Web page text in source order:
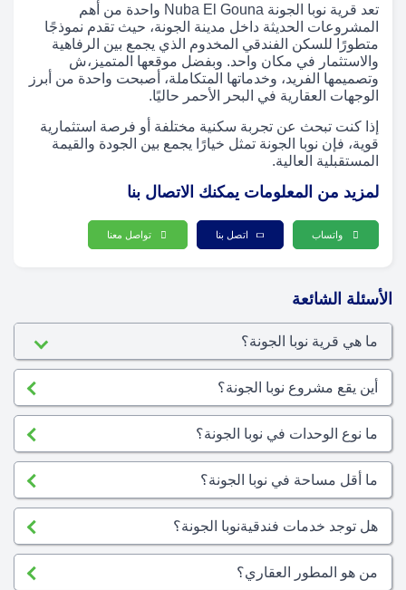
تعد قرية نوبا الجونة Nuba El Gouna واحدة من أهم
المشروعات الحديثة داخل مدينة الجونة، حيث تقدم نموذجًا
متطورًا للسكن الفندقي المخدوم الذي يجمع بين الرفاهية
والاستثمار في مكان واحد. وبفضل موقعها المتميز،ش
وتصميمها الفريد، وخدماتها المتكاملة، أصبحت واحدة من أبرز
الوجهات العقارية في البحر الأحمر حاليًا.
إذا كنت تبحث عن تجربة سكنية مختلفة أو فرصة استثمارية
قوية، فإن نوبا الجونة تمثل خيارًا يجمع بين الجودة والقيمة
المستقبلية العالية.
لمزيد من المعلومات يمكنك الاتصال بنا
واتساب اتصل بنا تواصل معنا
الأسئلة الشائعة
ما هي قرية نوبا الجونة؟
أين يقع مشروع نوبا الجونة؟
ما نوع الوحدات في نوبا الجونة؟
ما أقل مساحة في نوبا الجونة؟
هل توجد خدمات فندقيةنوبا الجونة؟
من هو المطور العقاري؟